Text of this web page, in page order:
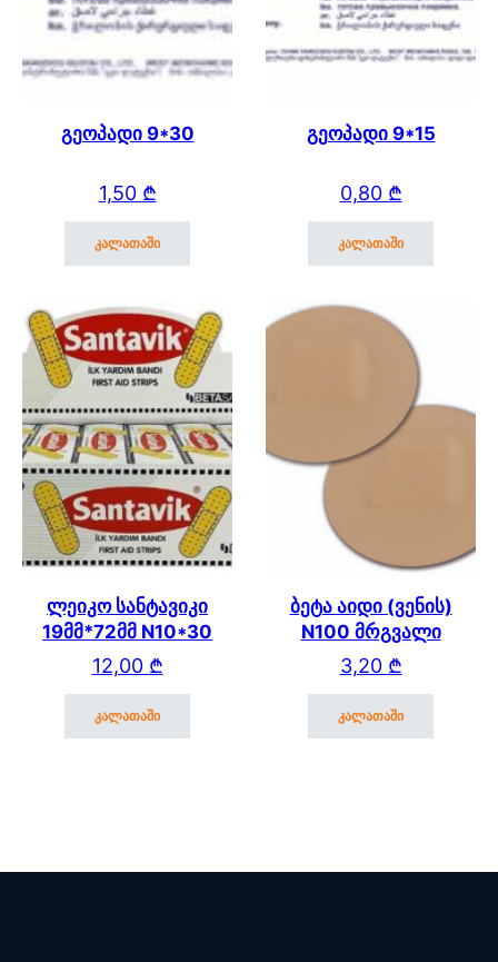
გეოპადი 9*30
1,50 ₾
კალათაში
გეოპადი 9*15
0,80 ₾
კალათაში
ლეიკო სანტავიკი
19მმ*72მმ N10*30
12,00 ₾
კალათაში
ბეტა აიდი (ვენის)
N100 მრგვალი
3,20 ₾
კალათაში